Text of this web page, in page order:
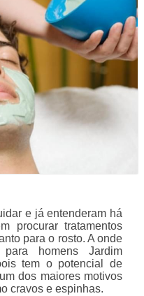
e já entenderam há
procurar tratamentos
para o rosto. A onde
homens Jardim
tem o potencial de
dos maiores motivos
cravos e espinhas.